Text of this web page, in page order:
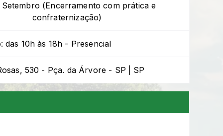
Setembro (Encerramento com prática e
confraternização)
das 10h às 18h - Presencial
530 - Pça. da Árvore - SP | SP